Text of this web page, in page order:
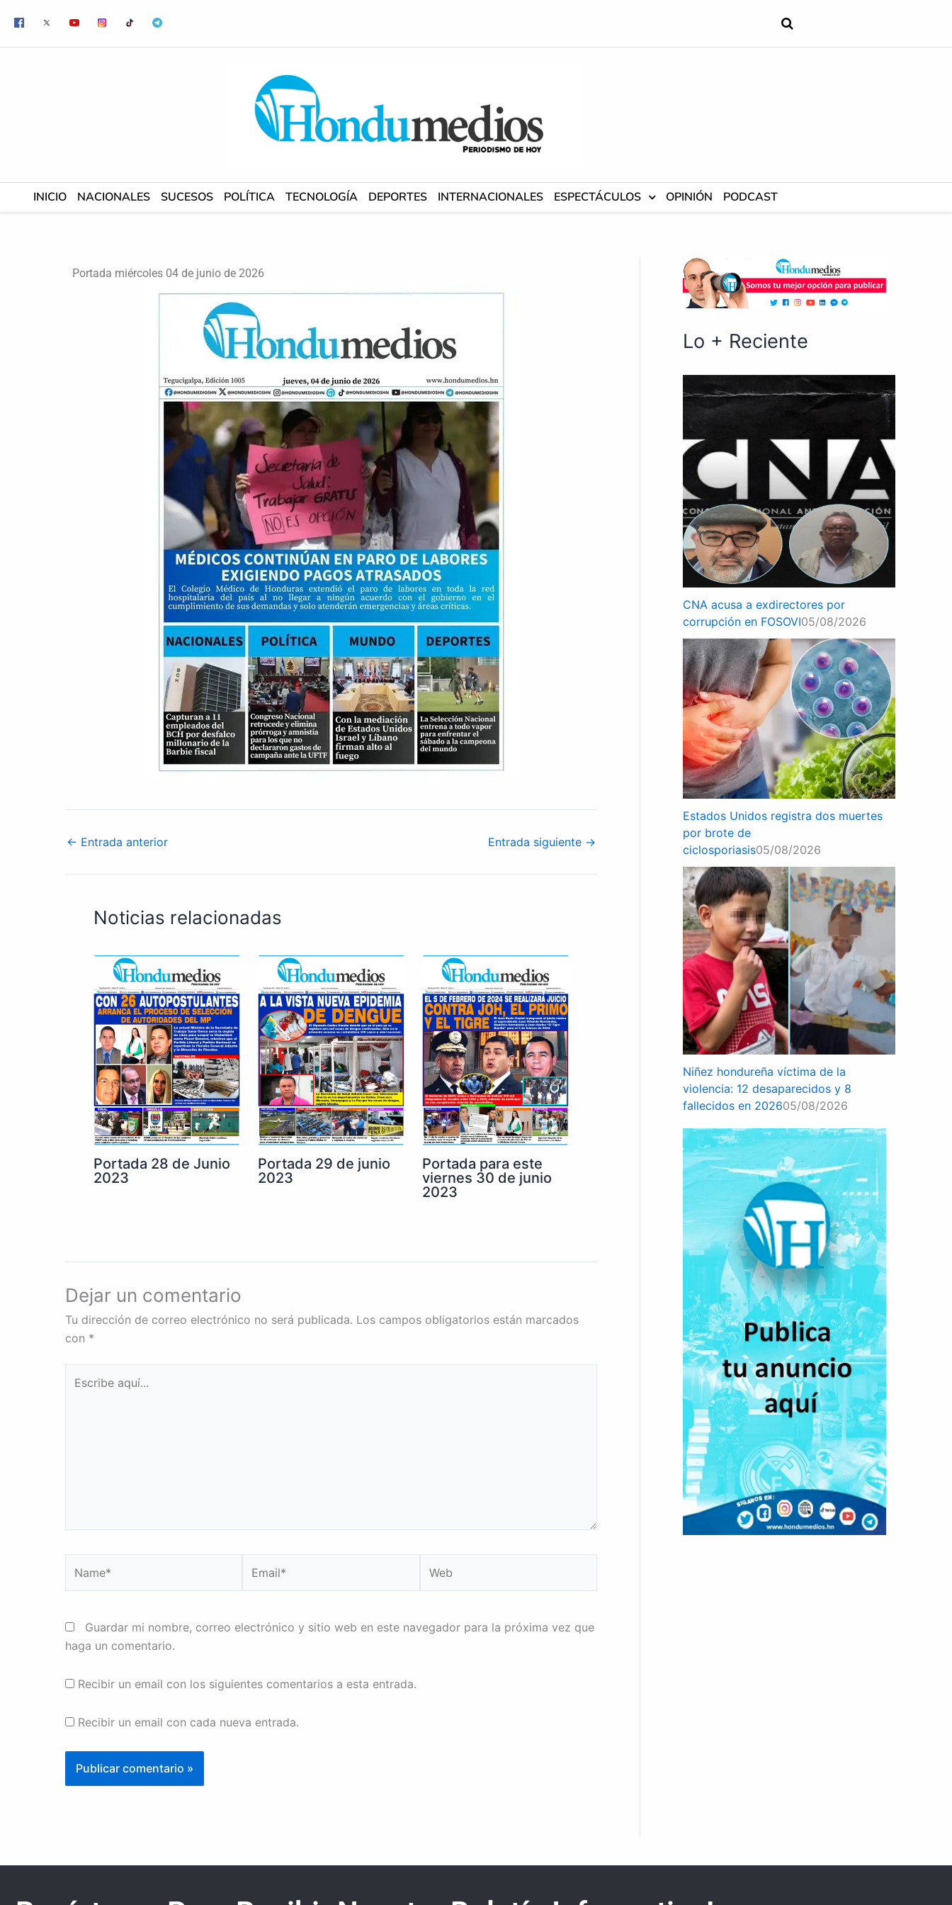
contenido
INICIO NACIONALES SUCESOS POLÍTICA TECNOLOGÍA DEPORTES INTERNACIONALES ESPECTÁCULOS OPINIÓN PODCAST
Portada miércoles 04 de junio de 2026
← Entrada anterior Entrada siguiente →
Noticias relacionadas
Portada 28 de Junio
2023
Portada 29 de junio
2023
Portada para este
viernes 30 de junio
2023
Dejar un comentario
Tu dirección de correo electrónico no será publicada. Los campos obligatorios están marcados
con *
aquí...
Guardar mi nombre, correo electrónico y sitio web en este navegador para la próxima vez que
haga un comentario.
Recibir un email con los siguientes comentarios a esta entrada.
Recibir un email con cada nueva entrada.
Lo + Reciente
CNA acusa a exdirectores por
corrupción en FOSOVI05/08/2026
Estados Unidos registra dos muertes
por brote de
ciclosporiasis05/08/2026
Niñez hondureña víctima de la
violencia: 12 desaparecidos y 8
fallecidos en 202605/08/2026